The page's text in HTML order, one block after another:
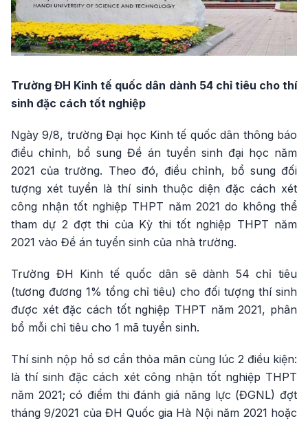
Trường ĐH Kinh tế quốc dân dành 54 chỉ tiêu cho thí
sinh đặc cách tốt nghiệp
Ngày 9/8, trường Đại học Kinh tế quốc dân thông báo
điều chỉnh, bổ sung Đề án tuyển sinh đại học năm
2021 của trường. Theo đó, điều chỉnh, bổ sung đối
tượng xét tuyển là thí sinh thuộc diện đặc cách xét
công nhận tốt nghiệp THPT năm 2021 do không thể
tham dự 2 đợt thi của Kỳ thi tốt nghiệp THPT năm
2021 vào Đề án tuyển sinh của nhà trường.
Trường ĐH Kinh tế quốc dân sẽ dành 54 chỉ tiêu
(tương đương 1% tổng chỉ tiêu) cho đối tượng thí sinh
được xét đặc cách tốt nghiệp THPT năm 2021, phân
bổ mỗi chỉ tiêu cho 1 mã tuyển sinh.
Thí sinh nộp hồ sơ cần thỏa mãn cùng lúc 2 điều kiện:
là thí sinh đặc cách xét công nhận tốt nghiệp THPT
năm 2021; có điểm thi đánh giá năng lực (ĐGNL) đợt
tháng 9/2021 của ĐH Quốc gia Hà Nội năm 2021 hoặc